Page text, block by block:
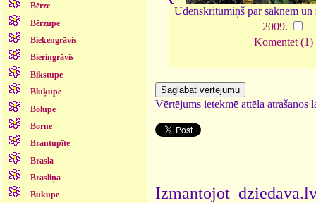
Bērze
Bērzupe
Bieķengrāvis
Bieriņgrāvis
Bikstupe
Bluķupe
Bolupe
Borne
Brantupīte
Brasla
Brasliņa
Bukupe
Ūdenskritumiņš pār saknēm
2009.
Komentēt (1)
Vērtējums ietekmē attēla atrašanos
Izmantojot